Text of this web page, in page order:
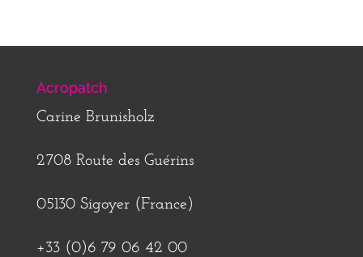
Acropatch
Carine Brunisholz
2708 Route des Guérins
05130 Sigoyer (France)
+33 (0)6 79 06 42 00